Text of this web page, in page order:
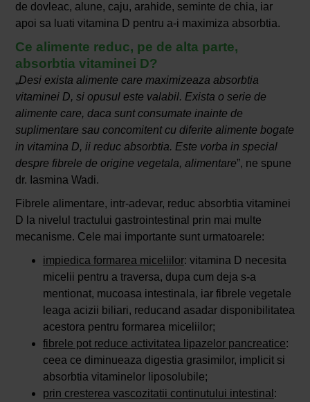
de dovleac, alune, caju, arahide, seminte de chia, iar
apoi sa luati vitamina D pentru a-i maximiza absorbtia.
Ce alimente reduc, pe de alta parte,
absorbtia vitaminei D?
„Desi exista alimente care maximizeaza absorbtia
vitaminei D, si opusul este valabil. Exista o serie de
alimente care, daca sunt consumate inainte de
suplimentare sau concomitent cu diferite alimente bogate
in vitamina D, ii reduc absorbtia. Este vorba in special
despre fibrele de origine vegetala, alimentare”, ne spune
dr. Iasmina Wadi.
Fibrele alimentare, intr-adevar, reduc absorbtia vitaminei
D la nivelul tractului gastrointestinal prin mai multe
mecanisme. Cele mai importante sunt urmatoarele:
impiedica formarea miceliilor: vitamina D necesita
micelii pentru a traversa, dupa cum deja s-a
mentionat, mucoasa intestinala, iar fibrele vegetale
leaga acizii biliari, reducand asadar disponibilitatea
acestora pentru formarea miceliilor;
fibrele pot reduce activitatea lipazelor pancreatice:
ceea ce diminueaza digestia grasimilor, implicit si
absorbtia vitaminelor liposolubile;
prin cresterea vascozitatii continutului intestinal :